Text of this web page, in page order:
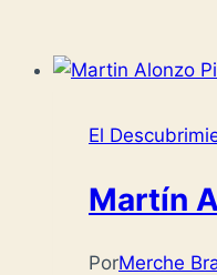
El
Martín
PorMerche